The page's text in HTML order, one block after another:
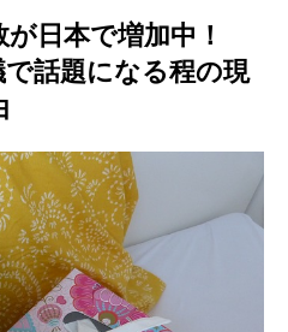
日本で増加中！
話題になる程の現